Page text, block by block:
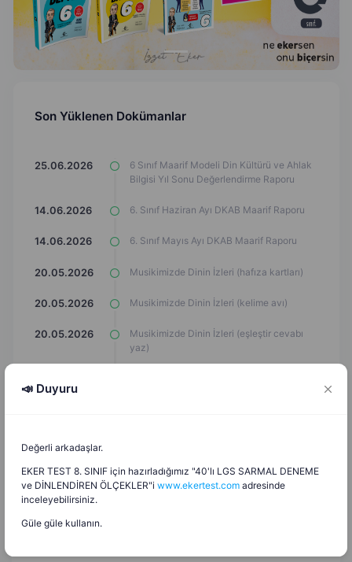
Son Yüklenen Dokümanlar
25.06.2026
6 Sınıf Maarif Modeli Din Kültürü ve Ahlak
Bilgisi Yıl Sonu Değerlendirme Raporu
14.06.2026 6. Sınıf Haziran Ayı DKAB Maarif Raporu
14.06.2026 6. Sınıf Mayıs Ayı DKAB Maarif Raporu
20.05.2026 Musikimizde Dinin İzleri (hafıza kartları)
20.05.2026 Musikimizde Dinin İzleri (kelime avı)
20.05.2026
Musikimizde Dinin İzleri (eşleştir cevabı
yaz)
20.05.2026
20.05.2026 Musikimizde Dinin İzleri (bulmaca)
📣 Duyuru
Değerli arkadaşlar.
EKER TEST 8. SINIF için hazırladığımız "40'lı LGS SARMAL DENEME
ve DİNLENDİREN ÖLÇEKLER"i www.ekertest.com adresinde
inceleyebilirsiniz.
Güle güle kullanın.